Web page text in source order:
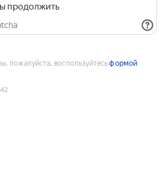
продолжить
пожалуйста, воспользуйтесьформой